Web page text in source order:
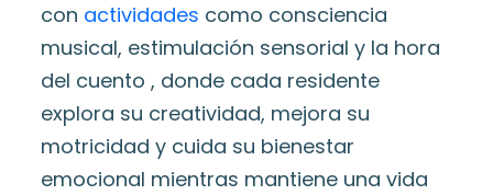
con actividades como consciencia
musical, estimulación sensorial y la hora
del cuento , donde cada residente
explora su creatividad, mejora su
motricidad y cuida su bienestar
emocional mientras mantiene una vida